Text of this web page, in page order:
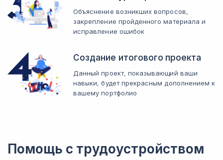
Объяснение возникших вопросов,
закрепление пройденного материала и
исправление ошибок
Создание итогового проекта
Данный проект, показывающий ваши
навыки, будет прекрасным дополнением к
вашему портфолио
Помощь с трудоустройством